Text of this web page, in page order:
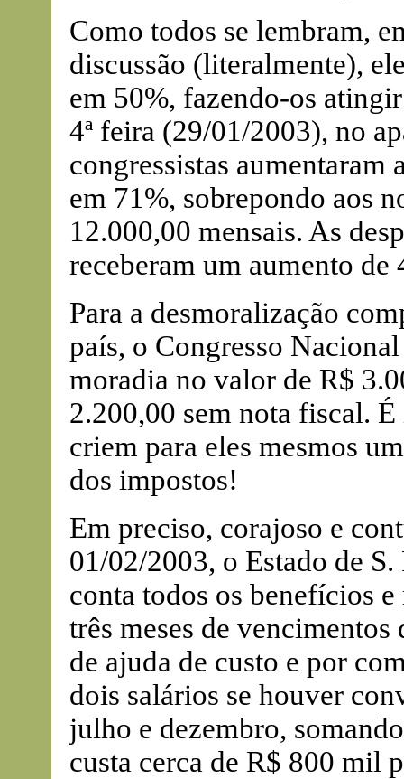
Como todos se lembram,
discussão (literalmente),
em 50%, fazendo-os
4ª feira (29/01/2003), no
congressistas aumentaram
em 71%, sobrepondo aos
12.000,00 mensais. As
receberam um aumento de
Para a desmoralização
país, o Congresso
moradia no valor de R$
2.200,00 sem nota fiscal.
criem para eles mesmos
dos impostos!
Em preciso, corajoso e
01/02/2003, o Estado de
conta todos os benefícios
três meses de
de ajuda de custo e por
dois salários se houver
julho e dezembro,
custa cerca de R$ 800 mil